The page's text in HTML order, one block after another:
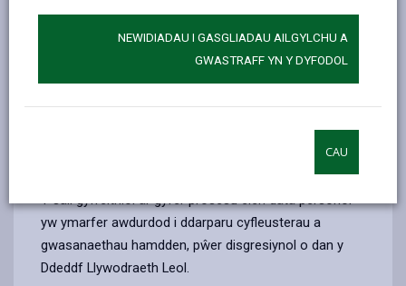
NEWIDIADAU I GASGLIADAU AILGYLCHU A
GWASTRAFF YN Y DYFODOL
CAU
chwaraeon a hamdden ichi.
Dilysu cymhwysedd eich aelodaeth a rheoli eich
cyfrif gan gynnwys prosesu archebion ar-lein a
Cynllun Cenedlaethol i Atgyfeirio Cleifion i Wneud
Y sail gyfreithiol ar gyfer prosesu eich data personol
yw ymarfer awdurdod i ddarparu cyfleusterau a
gwasanaethau hamdden, pŵer disgresiynol o dan y
Ddeddf Llywodraeth Leol.